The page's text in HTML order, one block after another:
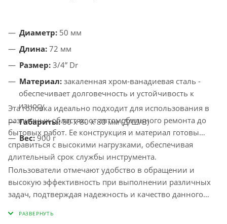
Диаметр: 50 мм
Длина: 72 мм
Размер: 3/4” Dr
Материал: закаленная хром-ванадиевая сталь -
обеспечивает долговечность и устойчивость к
износу
Габариты:80 x 80 x 80 мм (Д/Ш/В)
Вес:900 г
Эта головка идеально подходит для использования в
различных областях: от автомобильного ремонта до
бытовых работ. Ее конструкция и материал готовы
справиться с высокими нагрузками, обеспечивая
длительный срок службы инструмента.
Пользователи отмечают удобство в обращении и
высокую эффективность при выполнении различных
задач, подтверждая надежность и качество данного
дополнением к вашему инструментальному набору,